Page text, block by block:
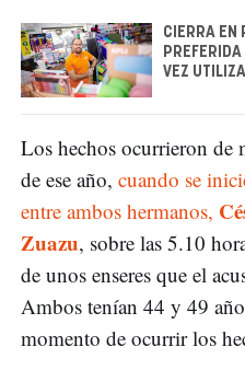
CIERRA EN
VEZ
Los hechos ocurrieron de
de ese año, cuando se
entre ambos hermanos,
Zuazu, sobre las 5.10
de unos enseres que el
Ambos tenían 44 y 49
momento de ocurrir los